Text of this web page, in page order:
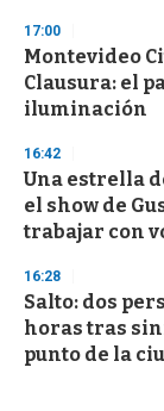
17:00
Montevideo
Clausura: el
iluminación
16:42
Una estrella
el show de
trabajar con
16:28
Salto: dos
horas tras
punto de la